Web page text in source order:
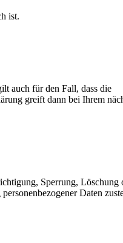
ist.
auch für den Fall, dass die
greift dann bei Ihrem
Sperrung, Löschung
Daten